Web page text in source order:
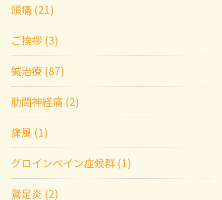
頭痛 (21)
ご挨拶 (3)
鍼治療 (87)
肋間神経痛 (2)
痛風 (1)
グロインペイン症候群 (1)
鵞足炎 (2)